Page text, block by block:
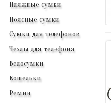
Пляжные сумки
Поясные сумки
Сумки для телефонов
Чехлы для телефона
Велосумки
Кошельки
Ремни